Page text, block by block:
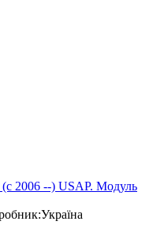
2006 --) USAP. Модуль
Україна